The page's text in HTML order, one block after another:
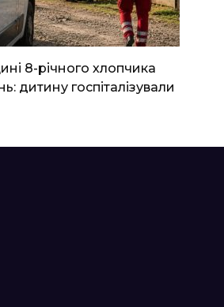
8-річного хлопчика
дитину госпіталізували